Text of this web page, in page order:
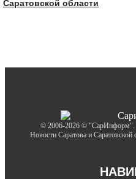
Саратовской области
© 2006-2026 © "СарИнформ".
Новости Саратова и